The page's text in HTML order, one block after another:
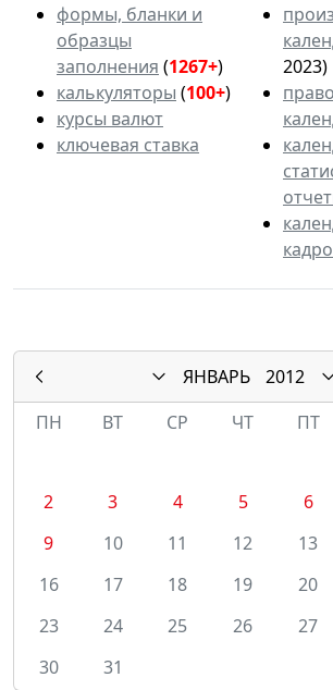
формы, бланки и
образцы
заполнения (1267+)
калькуляторы (100+)
курсы валют
ключевая ставка
2023)
ЯНВАРЬ
2012
ПН
ВТ СР ЧТ ПТ
2
3 4 5 6
9
10 11 12 13
16
17 18 19 20
23
24 25 26 27
30
31